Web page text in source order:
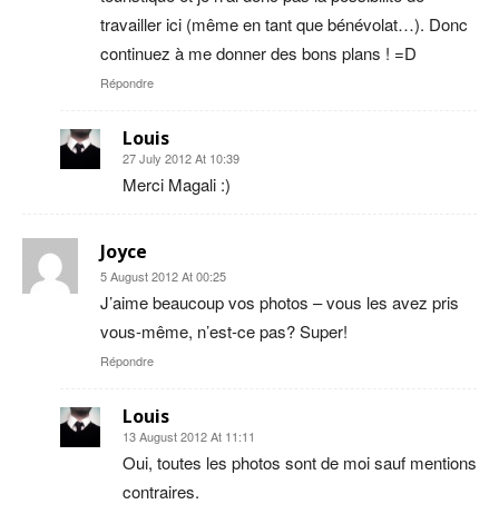
travailler ici (même en tant que bénévolat…). Donc
continuez à me donner des bons plans ! =D
Répondre
Louis
27 July 2012 At 10:39
Merci Magali :)
Joyce
5 August 2012 At 00:25
J’aime beaucoup vos photos – vous les avez pris
vous-même, n’est-ce pas? Super!
Répondre
Louis
13 August 2012 At 11:11
Oui, toutes les photos sont de moi sauf mentions
contraires.